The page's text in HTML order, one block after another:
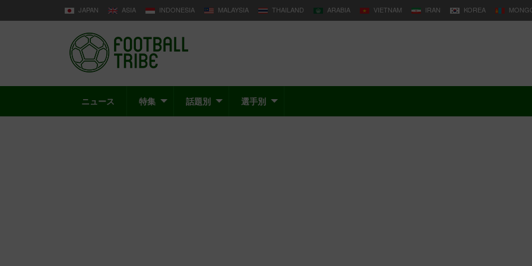
JAPAN ASIA INDONESIA MALAYSIA THAILAND ARABIA VIETNAM IRAN KOREA
ニュース 特集 話題別 選手別